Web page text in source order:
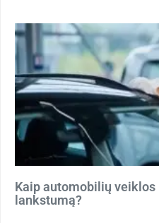
Kaip automobilių
lankstumą?